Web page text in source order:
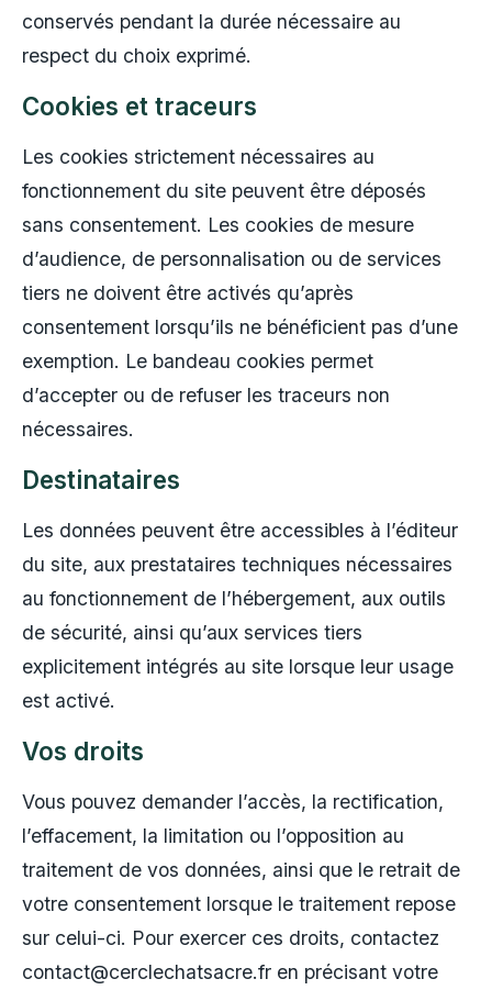
conservés pendant la durée nécessaire au
respect du choix exprimé.
Cookies et traceurs
Les cookies strictement nécessaires au
fonctionnement du site peuvent être déposés
sans consentement. Les cookies de mesure
d’audience, de personnalisation ou de services
tiers ne doivent être activés qu’après
consentement lorsqu’ils ne bénéficient pas d’une
exemption. Le bandeau cookies permet
d’accepter ou de refuser les traceurs non
nécessaires.
Destinataires
Les données peuvent être accessibles à l’éditeur
du site, aux prestataires techniques nécessaires
au fonctionnement de l’hébergement, aux outils
de sécurité, ainsi qu’aux services tiers
explicitement intégrés au site lorsque leur usage
est activé.
Vos droits
Vous pouvez demander l’accès, la rectification,
l’effacement, la limitation ou l’opposition au
traitement de vos données, ainsi que le retrait de
votre consentement lorsque le traitement repose
sur celui-ci. Pour exercer ces droits, contactez
contact@cerclechatsacre.fr en précisant votre